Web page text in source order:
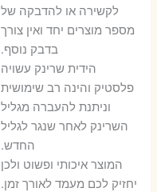
לקשירה או להדבקה של
מספר מוצרים יחד ואין צורך
בדבק נוסף.
הידית שרינק עשויה
פלסטיק והינה רב שימושית
וניתנת להעברה מגליל
השרינק לאחר שנגר לגליל
החדש.
המוצר איכותי ופשוט ולכן
יחזיק לכם מעמד לאורך זמן.